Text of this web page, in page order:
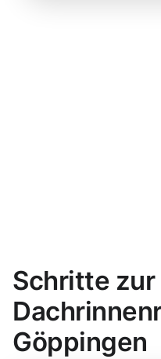
Schritte
Göppingen